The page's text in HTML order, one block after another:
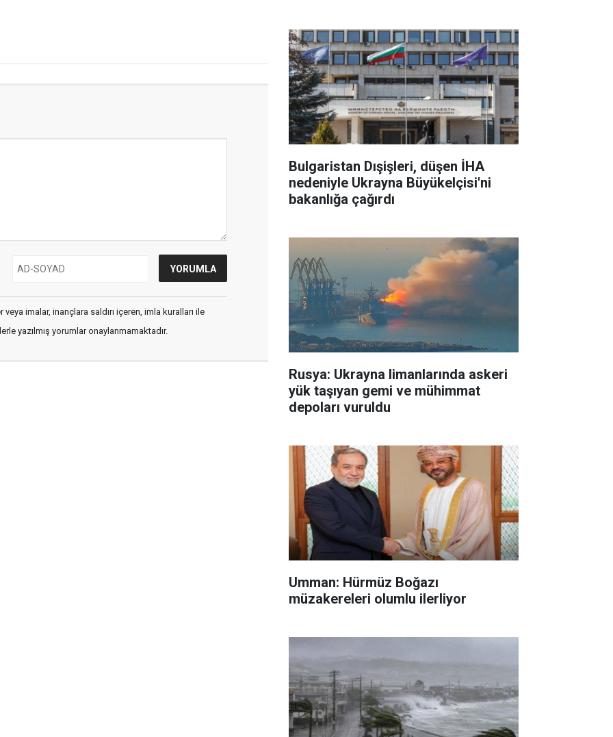
imalar, inançlara saldırı içeren, imla kuralları ile
yazılmış yorumlar onaylanmamaktadır.
Bulgaristan Dışişleri, düşen İHA
nedeniyle Ukrayna Büyükelçisi'ni
bakanlığa çağırdı
Rusya: Ukrayna limanlarında askeri
yük taşıyan gemi ve mühimmat
depoları vuruldu
Umman: Hürmüz Boğazı
müzakereleri olumlu ilerliyor